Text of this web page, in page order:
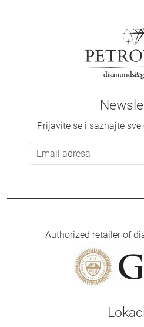
Prijavite se i saznajte
Authorized retailer of